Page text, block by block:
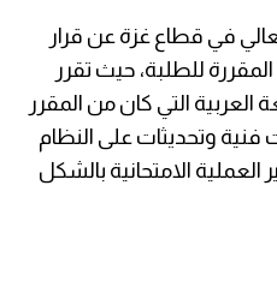
في قطاع غزة عن قرار
للطلبة، حيث تقرر
التي كان من المقرر
فنية وتحديثات على النظام
الامتحانية بالشكل